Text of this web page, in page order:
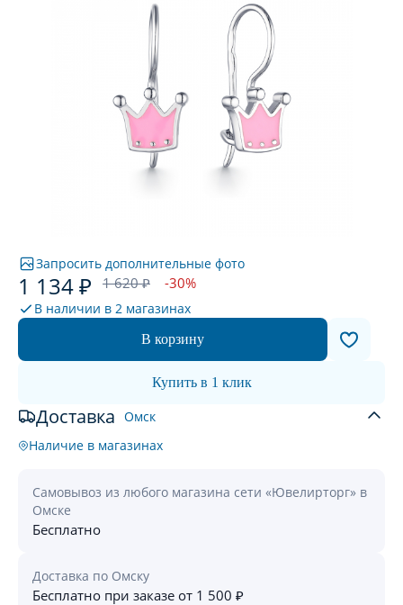
Запросить дополнительные фото
1 134 ₽ 1 620 ₽ -30%
В наличии в 2 магазинах
В корзину
Купить в 1 клик
Доставка Омск
Наличие в магазинах
Самовывоз из любого магазина сети «Ювелирторг» в
Омске
Бесплатно
Доставка по Омску
Бесплатно при заказе от 1 500 ₽